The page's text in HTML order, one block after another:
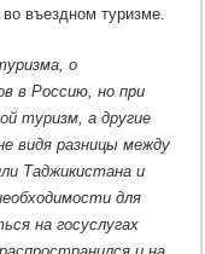
въездном туризме.
о
в Россию, но при
туризм, а другие
видя разницы между
Таджикистана и
для
на госуслугах